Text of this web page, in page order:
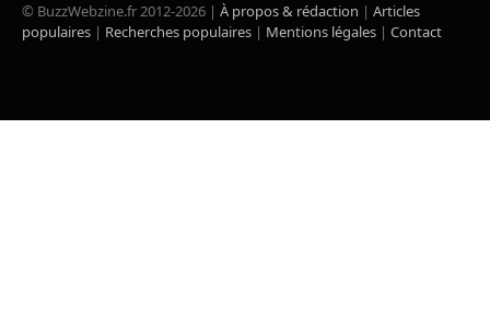
© BuzzWebzine.fr 2012-2026 | À propos & rédaction | Articles
populaires | Recherches populaires | Mentions légales | Contact